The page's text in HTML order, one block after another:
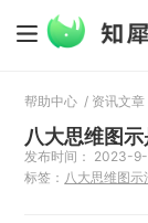
帮助中心 / 资讯文章
八大思维图
发布时间： 2023-
标签： 八大思维图示